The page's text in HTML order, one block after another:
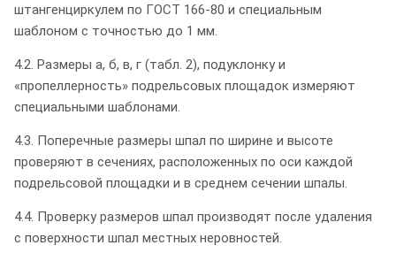
штангенциркулем по ГОСТ 166-80 и специальным
шаблоном с точностью до 1 мм.
4.2. Размеры а, б, в, г (табл. 2), подуклонку и
«пропеллерность» подрельсовых площадок измеряют
специальными шаблонами.
4.3. Поперечные размеры шпал по ширине и высоте
проверяют в сечениях, расположенных по оси каждой
подрельсовой площадки и в среднем сечении шпалы.
4.4. Проверку размеров шпал производят после удаления
с поверхности шпал местных неровностей.